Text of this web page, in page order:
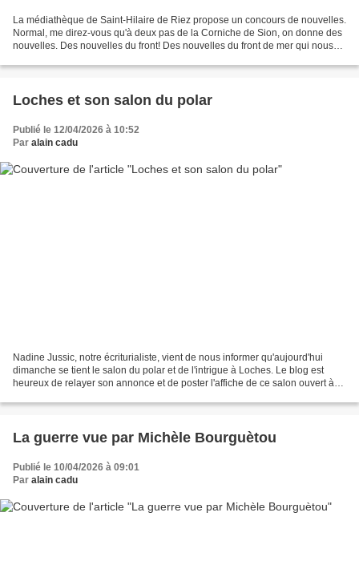
La médiathèque de Saint-Hilaire de Riez propose un concours de nouvelles.
Normal, me direz-vous qu'à deux pas de la Corniche de Sion, on donne des
nouvelles. Des nouvelles du front! Des nouvelles du front de mer qui nous
Loches et son salon du polar
Publié le 12/04/2026 à 10:52
Par alain cadu
Nadine Jussic, notre écriturialiste, vient de nous informer qu'aujourd'hui
dimanche se tient le salon du polar et de l'intrigue à Loches. Le blog est
heureux de relayer son annonce et de poster l'affiche de ce salon ouvert à
La guerre vue par Michèle Bourguètou
Publié le 10/04/2026 à 09:01
Par alain cadu